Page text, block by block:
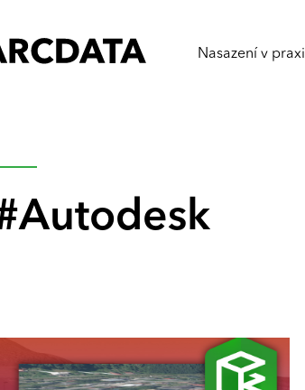
Nasazení v praxi
Autodesk